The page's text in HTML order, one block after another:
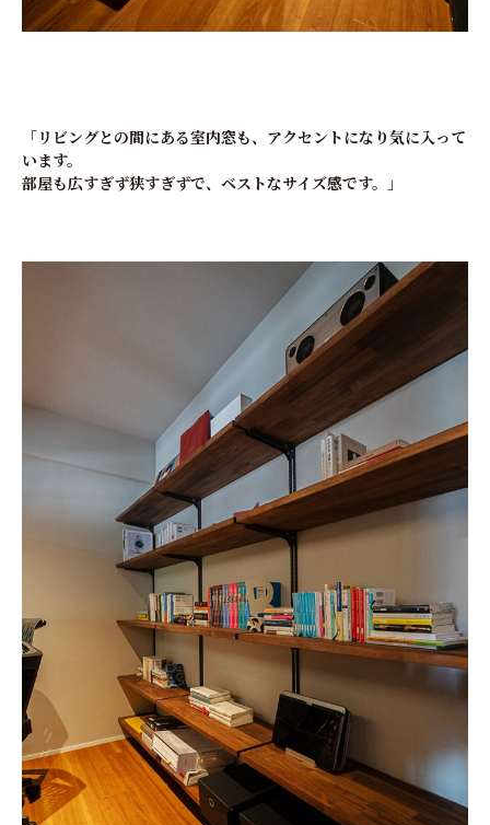
「リビングとの間にある室内窓も、アクセントになり気に入って
います。
部屋も広すぎず狭すぎずで、ベストなサイズ感です。」